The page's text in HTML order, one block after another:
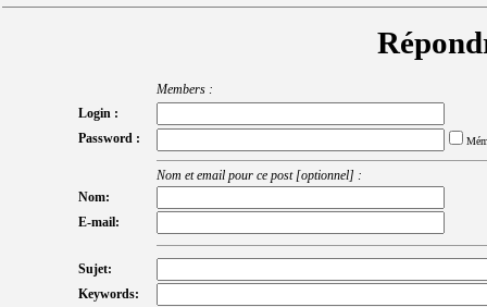
Members :
Login :
Password :
Nom et email pour ce post [optionnel] :
Nom:
E-mail:
Sujet:
Keywords: